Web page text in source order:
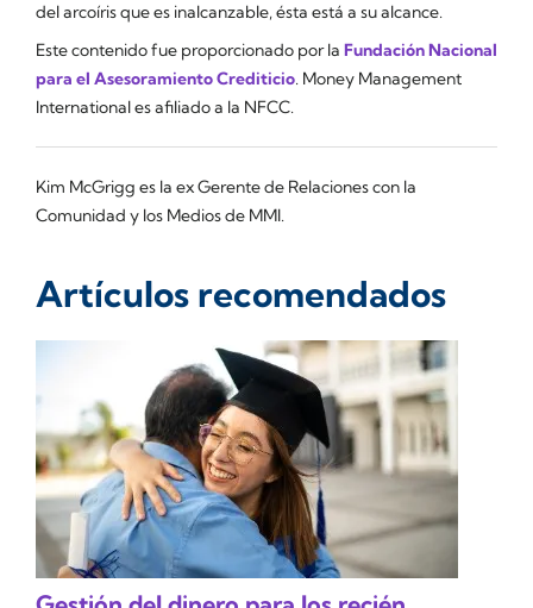
del arcoíris que es inalcanzable, ésta está a su alcance.
Este contenido fue proporcionado por la Fundación Nacional
para el Asesoramiento Crediticio. Money Management
International es afiliado a la NFCC.
Kim McGrigg es la ex Gerente de Relaciones con la
Comunidad y los Medios de MMI.
Artículos recomendados